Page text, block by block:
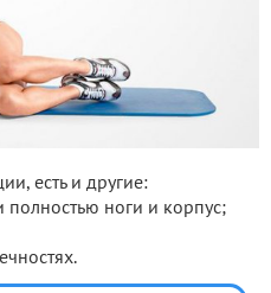
есть и другие:
полностью ноги и корпус;